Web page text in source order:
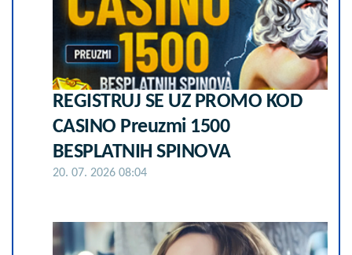
REGISTRUJ SE UZ PROMO KOD
CASINO Preuzmi 1500
BESPLATNIH SPINOVA
20. 07. 2026 08:04